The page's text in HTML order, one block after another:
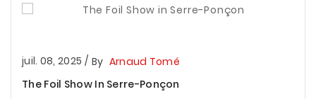
juil. 08, 2025 / By Arnaud Tomé
The Foil Show In Serre-Ponçon